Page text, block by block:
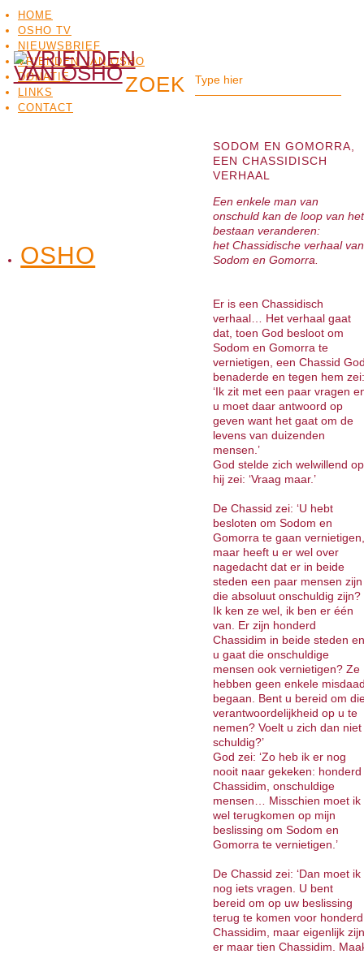
HOME
OSHO TV
NIEUWSBRIEF
VRIENDEN VAN OSHO
DONATIE
LINKS
CONTACT
OSHOOSHO MEDITATIE
SODOM EN GOMORRA,
EEN CHASSIDISCH
VERHAAL
Een enkele man van
onschuld kan de loop van het
bestaan veranderen:
het Chassidische verhaal van
Sodom en Gomorra.
Er is een Chassidisch
verhaal… Het verhaal gaat
dat, toen God besloot om
Sodom en Gomorra te
vernietigen, een Chassid
benaderde en tegen hem zei:
‘Ik zit met een paar vragen
u moet daar antwoord op
geven want het gaat om de
levens van duizenden
mensen.’
God stelde zich welwillend
hij zei: ‘Vraag maar.’
De Chassid zei: ‘U hebt
besloten om Sodom en
Gomorra te gaan vernietigen,
maar heeft u er wel over
nagedacht dat er in beide
steden een paar mensen zijn
die absoluut onschuldig zijn?
Ik ken ze wel, ik ben er één
van. Er zijn honderd
Chassidim in beide steden en
u gaat die onschuldige
mensen ook vernietigen? Ze
hebben geen enkele
begaan. Bent u bereid om
verantwoordelijkheid op u te
nemen? Voelt u zich dan niet
schuldig?’
God zei: ‘Zo heb ik er nog
nooit naar gekeken: honderd
Chassidim, onschuldige
mensen… Misschien moet ik
wel terugkomen op mijn
beslissing om Sodom en
Gomorra te vernietigen.’
De Chassid zei: ‘Dan moet ik
nog iets vragen. U bent
bereid om op uw beslissing
terug te komen voor honderd
Chassidim, maar eigenlijk zijn
er maar tien Chassidim.